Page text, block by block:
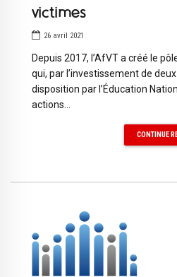
victimes
26 avril 2021
Depuis 2017, l’AfVT a créé le
qui, par l’investissement de
disposition par l’Éducation
actions...
CONTINUE